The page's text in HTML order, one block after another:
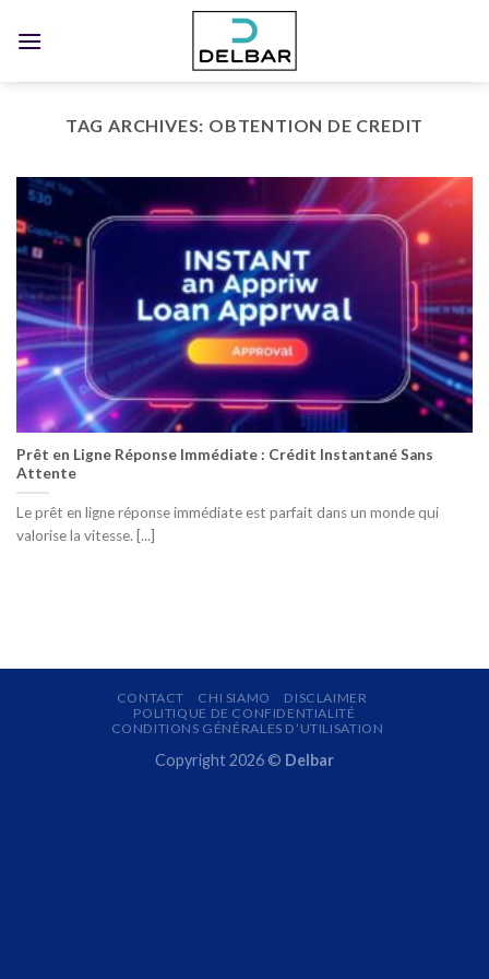
TAG ARCHIVES: OBTENTION DE CREDIT
Prêt en Ligne Réponse Immédiate : Crédit Instantané Sans
Attente
Le prêt en ligne réponse immédiate est parfait dans un monde qui
valorise la vitesse. [...]
CONTACT CHI SIAMO
DISCLAIMER
POLITIQUE DE CONFIDENTIALITÉ
CONDITIONS GÉNÉRALES D’UTILISATION
Copyright 2026 © Delbar